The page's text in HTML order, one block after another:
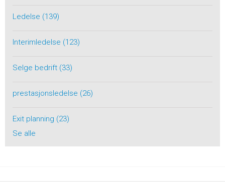
Ledelse (139)
Interimledelse (123)
Selge bedrift (33)
prestasjonsledelse (26)
Exit planning (23)
Se alle